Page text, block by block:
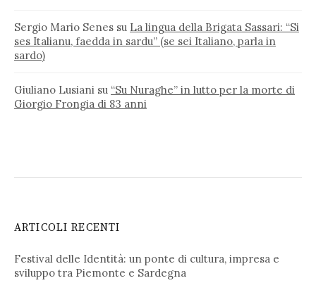
Sergio Mario Senes su La lingua della Brigata Sassari: “Si
ses Italianu, faedda in sardu” (se sei Italiano, parla in
sardo)
Giuliano Lusiani su “Su Nuraghe” in lutto per la morte di
Giorgio Frongia di 83 anni
ARTICOLI RECENTI
Festival delle Identità: un ponte di cultura, impresa e
sviluppo tra Piemonte e Sardegna